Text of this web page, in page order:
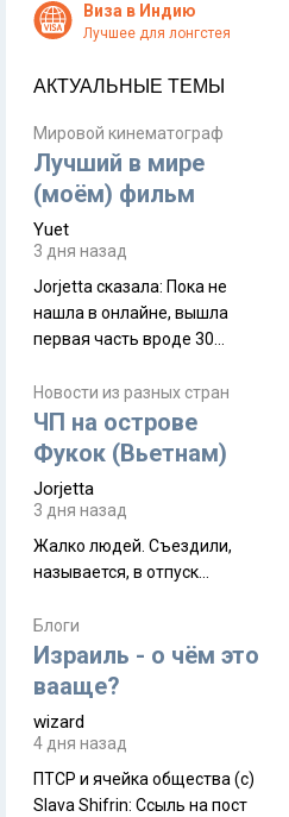
Виза в Индию
Лучшее для лонгстея
АКТУАЛЬНЫЕ ТЕМЫ
Мировой кинематограф
Лучший в мире
(моём) фильм
Yuet
3 дня назад
Jorjetta сказалa: Пока не
нашла в онлайне, вышла
первая часть вроде 30
Дивали 8 ноября.
Новости из разных стран
ЧП на острове
Фукок (Вьетнам)
Jorjetta
3 дня назад
Жалко людей. Съездили,
называется, в отпуск...
Блоги
Израиль - о чём это
вааще?
wizard
4 дня назад
ПТСР и ячейка общества (с)
Slava Shifrin: Ссыль на пост